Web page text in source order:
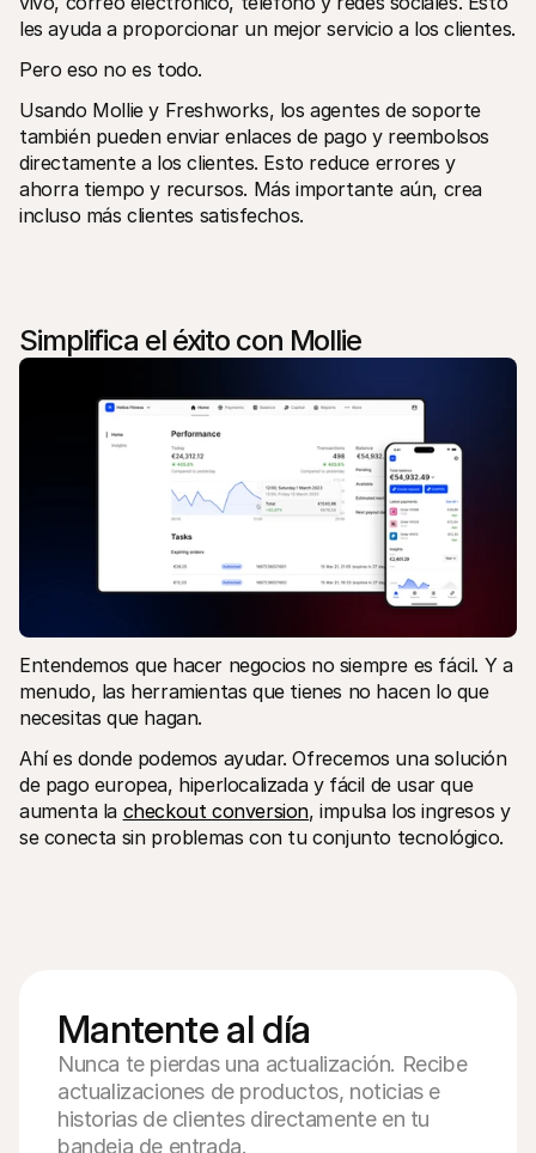
les ayuda a proporcionar un mejor servicio a los clientes.
Pero eso no es todo.
Usando Mollie y Freshworks, los agentes de soporte
también pueden enviar enlaces de pago y reembolsos
directamente a los clientes. Esto reduce errores y
ahorra tiempo y recursos. Más importante aún, crea
incluso más clientes satisfechos.
Simplifica el éxito con Mollie
Entendemos que hacer negocios no siempre es fácil. Y a
menudo, las herramientas que tienes no hacen lo que
necesitas que hagan.
Ahí es donde podemos ayudar. Ofrecemos una solución
de pago europea, hiperlocalizada y fácil de usar que
aumenta la checkout conversion, impulsa los ingresos y
se conecta sin problemas con tu conjunto tecnológico.
Mantente al día
Nunca te pierdas una actualización. Recibe
actualizaciones de productos, noticias e
historias de clientes directamente en tu
bandeja de entrada.